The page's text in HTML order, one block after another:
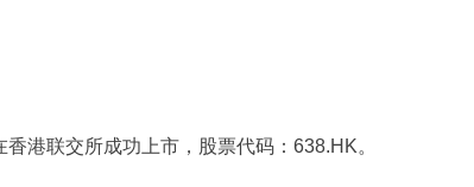
港联交所成功上市，股票代码：638.HK。